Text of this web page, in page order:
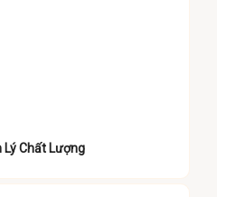
Lý Chất Lượng